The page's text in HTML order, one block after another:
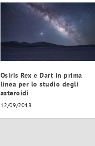
Osiris Rex e Dart in prima
linea per lo studio degli
asteroidi
12/09/2018